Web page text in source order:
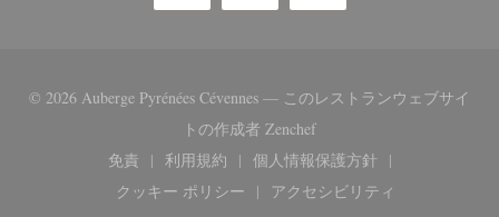
© 2026 Auberge Pyrénées Cévennes — このレストランウェブサイ
トの作成者 Zenchef((新しいウィンドウで開
免責
((新しいウィンドウで開きます))
利用規約
((新しいウィンドウで開きます))
個人情報保護方針
((新しいウィンドウで
クッキー ポリシー
((新しいウィンドウで開きます))
アクセシビリティ
((新しいウィンドウで